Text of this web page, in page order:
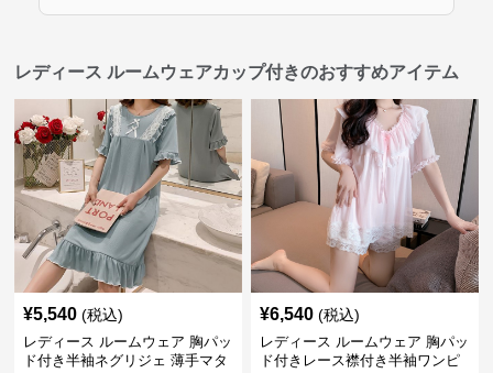
レディース ルームウェアカップ付きのおすすめアイテム
¥5,540 (税込)
レディース ルームウェア 胸パッ
ド付き半袖ネグリジェ 薄手マタ
¥6,540 (税込)
レディース ルームウェア 胸パッ
ド付きレース襟付き半袖ワンピ